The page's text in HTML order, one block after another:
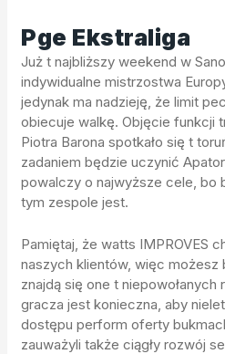
Pge Ekstraliga
Już t najbliższy weekend w
indywidualne mistrzostwa
jedynak ma nadzieję, że limit
obiecuje walkę. Objęcie funkcji
Piotra Barona spotkało się t
zadaniem będzie uczynić
powalczy o najwyższe cele, bo
tym zespole jest.
Pamiętaj, że watts IMPROVES
naszych klientów, więc możesz
znajdą się one t
gracza jest konieczna, aby
dostępu perform oferty
zauważyli także ciągły rozwój